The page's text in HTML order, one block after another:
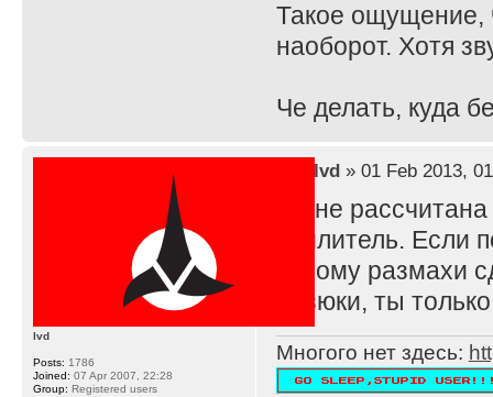
Такое ощущение,
наоборот. Хотя
Че делать, куда
lvd» 01 Feb 2013,
TS не
усилитель. Если
потому размахи
резюки, ты
Многого нет здесь:
lvd
Posts: 1786
Joined: 07 Apr 2007, 22:28
Group: Registered users